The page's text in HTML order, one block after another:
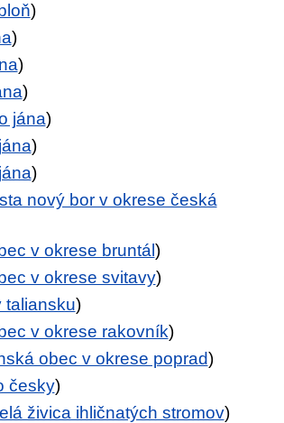
)
)
)
)
jána)
)
)
nový bor v okrese česká
v okrese bruntál )
v okrese svitavy)
taliansku)
v okrese rakovník)
obec v okrese poprad)
česky)
živica ihličnatých stromov)